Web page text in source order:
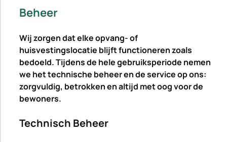
Beheer
Wij zorgen dat elke opvang- of
huisvestingslocatie blijft functioneren zoals
bedoeld. Tijdens de hele gebruiksperiode nemen
we het technische beheer en de service op ons:
zorgvuldig, betrokken en altijd met oog voor de
bewoners.
Technisch Beheer